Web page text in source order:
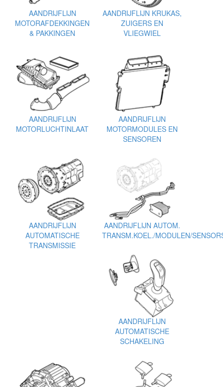
AANDRIJFLIJN
MOTORAFDEKKINGEN
& PAKKINGEN
AANDRIJFLIJN KRUKAS,
ZUIGERS EN
VLIEGWIEL
AANDRIJFLIJN
MOTORLUCHTINLAAT
AANDRIJFLIJN
MOTORMODULES EN
SENSOREN
AANDRIJFLIJN
AUTOMATISCHE
TRANSMISSIE
AANDRIJFLIJN AUTOM.
TRANSM.KOEL./MODULEN/
AANDRIJFLIJN
AUTOMATISCHE
SCHAKELING